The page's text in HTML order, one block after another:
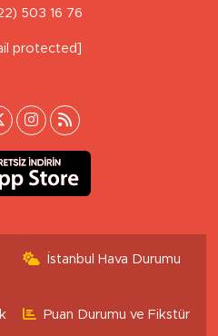
503 16 76
protected]
İstanbul Hava Durumu
Puan Durumu ve Fikstür